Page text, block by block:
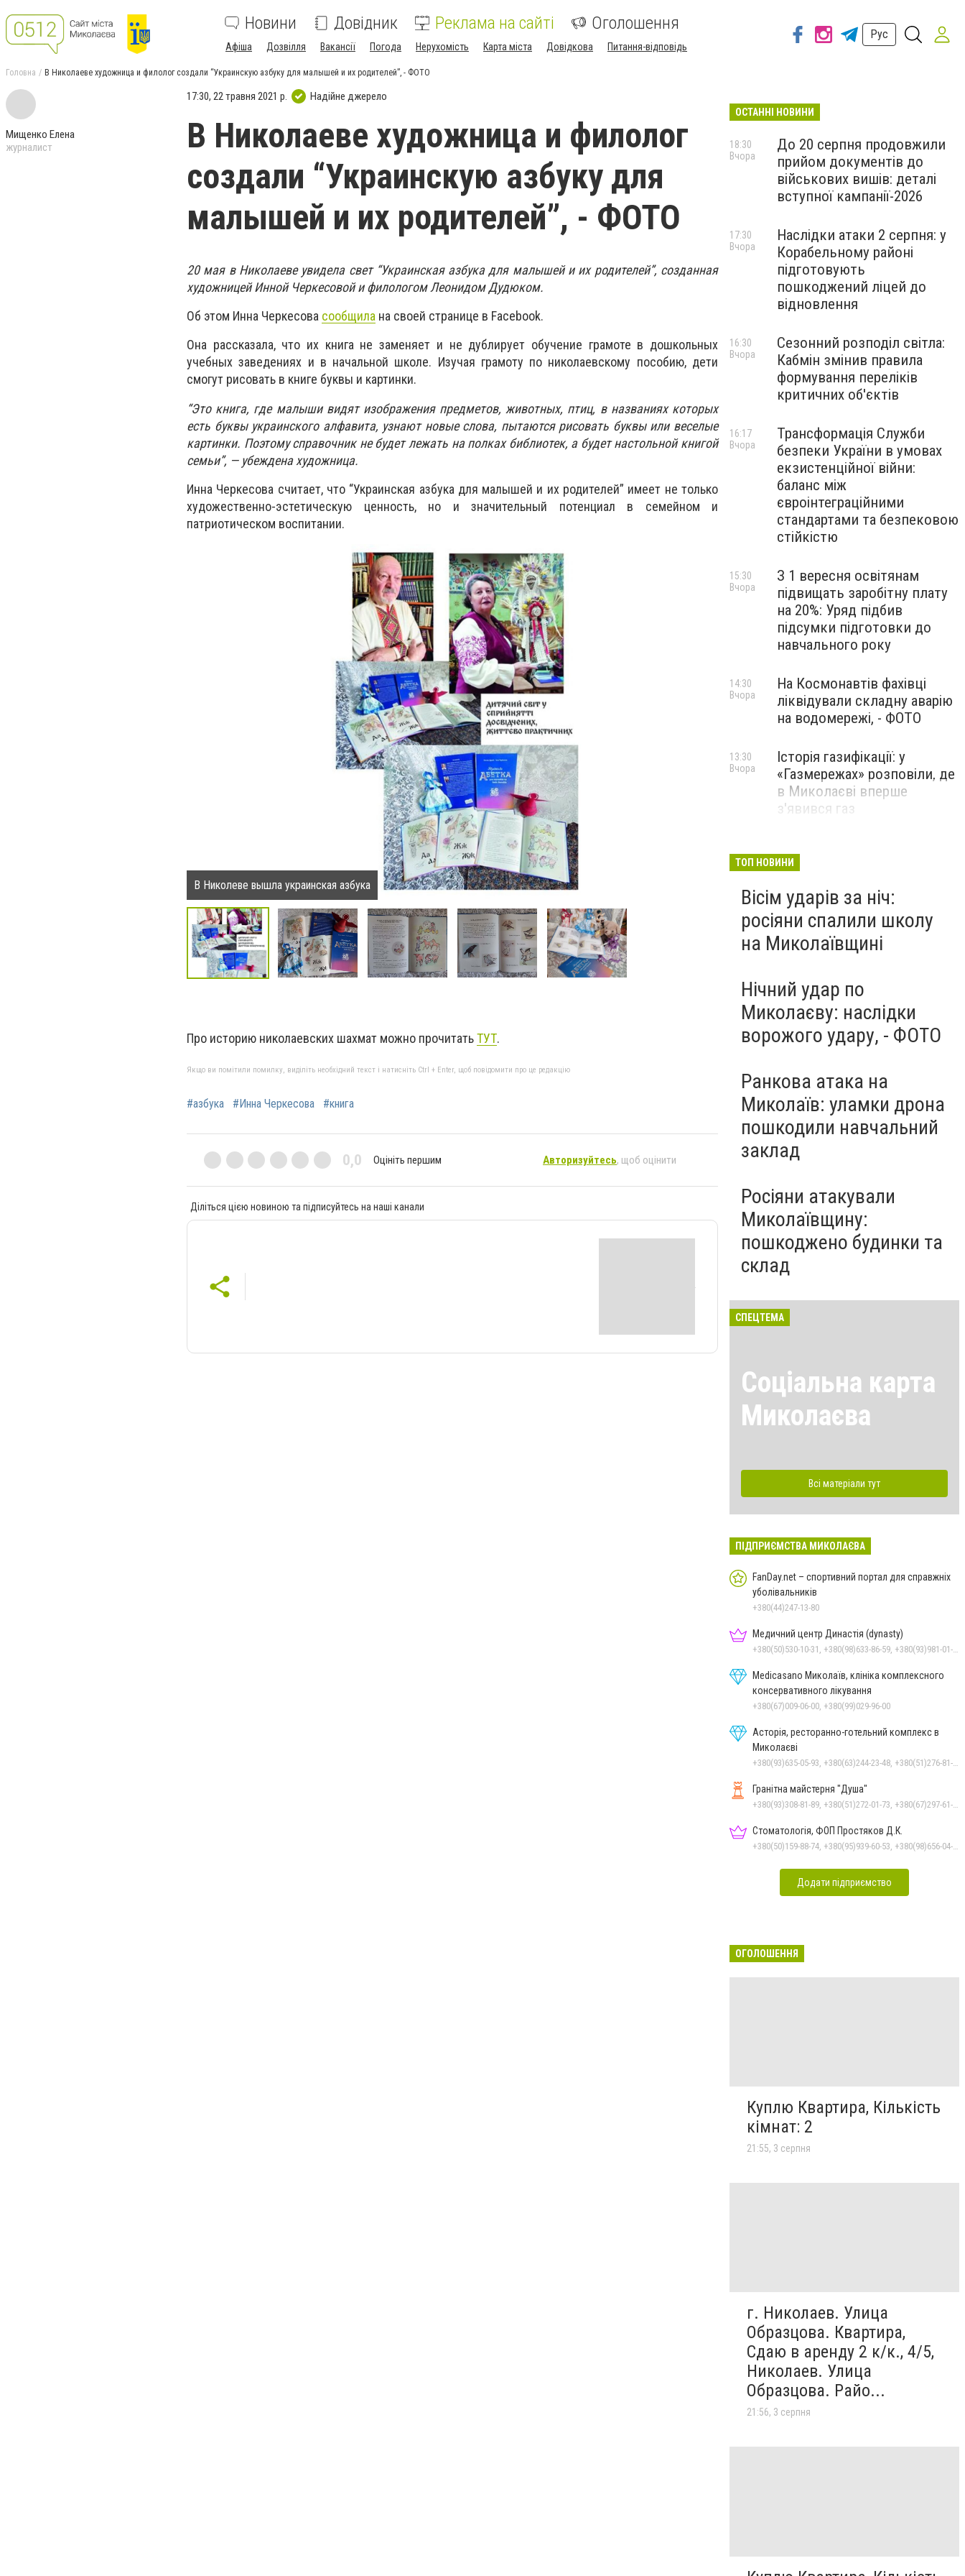
Новини Довідник Реклама на сайті Оголошення
Афіша Дозвілля Вакансії Погода Нерухомість Карта міста Довідкова Питання-відповідь
Рус
Головна В Николаеве художница и филолог создали “Украинскую азбуку для малышей и их родителей”, - ФОТО
Мищенко Елена
журналист
17:30, 22 травня 2021 р. Надійне джерело
В Николаеве художница и филолог
создали “Украинскую азбуку для
малышей и их родителей”, - ФОТО
20 мая в Николаеве увидела свет “Украинская азбука для малышей и их родителей”, созданная
художницей Инной Черкесовой и филологом Леонидом Дудюком.
Об этом Инна Черкесова сообщила на своей странице в Facebook.
Она рассказала, что их книга не заменяет и не дублирует обучение грамоте в дошкольных
учебных заведениях и в начальной школе. Изучая грамоту по николаевскому пособию, дети
смогут рисовать в книге буквы и картинки.
“Это книга, где малыши видят изображения предметов, животных, птиц, в названиях которых
есть буквы украинского алфавита, узнают новые слова, пытаются рисовать буквы или веселые
картинки. Поэтому справочник не будет лежать на полках библиотек, а будет настольной книгой
семьи”, — убеждена художница.
Инна Черкесова считает, что “Украинская азбука для малышей и их родителей” имеет не только
художественно-эстетическую ценность, но и значительный потенциал в семейном и
патриотическом воспитании.
В Николеве вышла украинская азбука
Про историю николаевских шахмат можно прочитатьТУТ.
Якщо ви помітили помилку, виділіть необхідний текст і натисніть Ctrl + Enter, щоб повідомити про це редакцію
#азбука #Инна Черкесова #книга
0,0 Оцініть першим Авторизуйтесь, щоб оцінити
Діліться цією новиною та підписуйтесь на наші канали
ОСТАННІ НОВИНИ
До 20 серпня продовжили
прийом документів до
військових вишів: деталі
вступної кампанії-2026
18:30
Вчора
Наслідки атаки 2 серпня: у
Корабельному районі
підготовують
пошкоджений ліцей до
відновлення
17:30
Вчора
Сезонний розподіл світла:
Кабмін змінив правила
формування переліків
критичних об'єктів
16:30
Вчора
Трансформація Служби
безпеки України в умовах
екзистенційної війни:
баланс між
євроінтеграційними
стандартами та безпековою
стійкістю
16:17
Вчора
З 1 вересня освітянам
підвищать заробітну плату
на 20%: Уряд підбив
підсумки підготовки до
навчального року
15:30
Вчора
На Космонавтів фахівці
ліквідували складну аварію
на водомережі, - ФОТО
14:30
Вчора
Історія газифікації: у
«Газмережах» розповіли, де
в Миколаєві вперше
з'явився газ
13:30
Вчора
Миколаєві 2026: шукаємо
перезавантаження
ПАРТНЕРСЬКИЙ СПЕЦПРОЄКТ
Вчора
ТОП НОВИНИ
Вісім ударів за ніч:
росіяни спалили школу
на Миколаївщині
Нічний удар по
Миколаєву: наслідки
ворожого удару, - ФОТО
Ранкова атака на
Миколаїв: уламки дрона
пошкодили навчальний
заклад
Росіяни атакували
Миколаївщину:
пошкоджено будинки та
склад
СПЕЦТЕМА
Соціальна карта
Миколаєва
Всі матеріали тут
ПІДПРИЄМСТВА МИКОЛАЄВА
FanDay.net – спортивний портал для справжніх
уболівальників
+380(44)247-13-80
Медичний центр Династія (dynasty)
Medicasano Миколаїв, клініка комплексного
консервативного лікування
+380(67)009-06-00, +380(99)029-96-00
Асторія, ресторанно-готельний комплекс в
Миколаєві
Гранітна майстерня "Душа"
Стоматологія, ФОП Простяков Д.К.
Додати підприємство
ОГОЛОШЕННЯ
Куплю Квартира, Кількість
кімнат: 2
21:55, 3 серпня
г. Николаев. Улица
Образцова. Квартира,
Сдаю в аренду 2 к/к., 4/5,
Николаев. Улица
Образцова. Райо...
21:56, 3 серпня